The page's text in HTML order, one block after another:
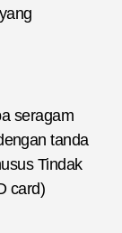
seragam
tanda
Tindak
card)